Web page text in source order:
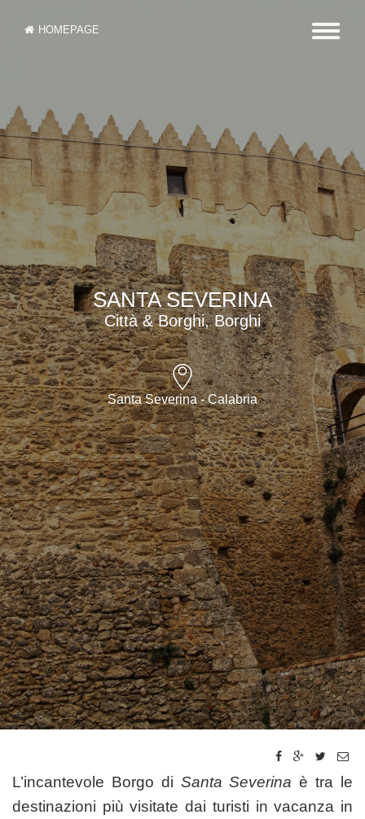
HOMEPAGE
SANTA SEVERINA
Città & Borghi, Borghi
Santa Severina - Calabria
L’incantevole Borgo di Santa Severina è tra le
destinazioni più visitate dai turisti in vacanza in